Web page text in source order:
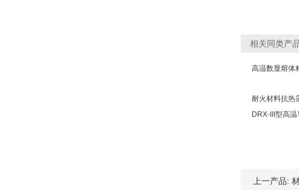
相关同类产
高温数显熔体
耐火材料抗热
DRX-III型高
上一产品: